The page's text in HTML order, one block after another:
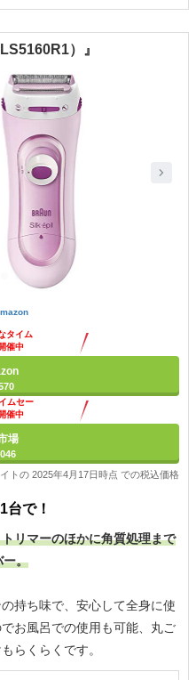
）』
タイム
催中
ムセー
催中
場
トの 2025年4月17日時点 での税込価格
台で！
リマーのほかに角質処理まで
ー。
持ち味で、安心して全身に使
お風呂での使用も可能、丸ご
らくらくです。